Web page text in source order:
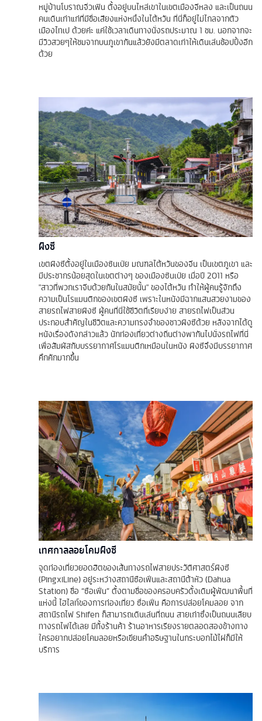
หมู่บ้านโบราณจิ่วเฟิน ตั้งอยู่บนไหล่เขาในเขตเมืองจีหลง และเป็นถนน
คนเดินเก่าแก่ที่มีชื่อเสียงแห่งหนึ่งในไต้หวัน ที่นี่ก็อยู่ไม่ไกลจากตัว
เมืองไทเป ด้วยค่ะ แค่ใช้เวลาเดินทางนั่งรถประมาณ 1 ชม. นอกจากจะ
มีวิวสวยๆให้ชมจากบนภูเขากันแล้วยังมีตลาดเก่าให้เดินเล่นช้อปปิ้งอีก
ด้วย
ผิงซี
เขตผิงซีตั้งอยู่ในเมืองซินเป่ย มณฑลไต้หวันของจีน เป็นเขตภูเขา และ
มีประชากรน้อยสุดในเขตต่างๆ ของเมืองซินเป่ย เมื่อปี 2011 หรือ
"สาวที่พวกเราจีบด้วยกันในสมัยนั้น" ของไต้หวัน ทำให้ผู้คนรู้จักถึง
ความเป็นโรแมนติกของเขตผิงซี เพราะในหนังมีฉากแสนสวยงามของ
สายรถไฟสายผิงซี ผู้คนที่นี่ใช้ชีวิตที่เรียบง่าย สายรถไฟเป็นส่วน
ประกอบสำคัญในชีวิตและความทรงจำของชาวผิงซีด้วย หลังจากได้ดู
หนังเรื่องดังกล่าวแล้ว นักท่องเที่ยวต่างถิ่นต่างพากันไปนั่งรถไฟที่นี่
เพื่อสัมผัสกับบรรยากาศโรแมนติกเหมือนในหนัง ผิงซีจึงมีบรรยากาศ
คึกคักมากขึ้น
เทศกาลลอยโคมผิงซี
จุดท่องเที่ยวยอดฮิตของเส้นทางรถไฟสายประวัติศาสตร์ผิงซี
(PingxiLine) อยู่ระหว่างสถานีซือเฟิ่นและสถานีต้าหัว (Dahua
Station) ชื่อ “ซือเฟิ่น” ตั้งตามชื่อของครอบครัวดั้งเดิมผู้พัฒนาพื้นที่
แห่งนี้ ไฮไลท์ของการท่องเที่ยว ซื่อเฟิ่น คือการปล่อยโคมลอย จาก
สถานีรถไฟ Shifen ก็สามารถเดินเล่นที่ถนน สายเก่าซึ่งเป็นถนนเลียบ
ทางรถไฟได้เลย มีทั้งร้านค้า ร้านอาหารเรียงรายตลอดสองข้างทาง
ใครอยากปล่อยโคมลอยหรือเขียนคำอธิษฐานในกระบอกไม้ไผ่ก็มีให้
บริการ